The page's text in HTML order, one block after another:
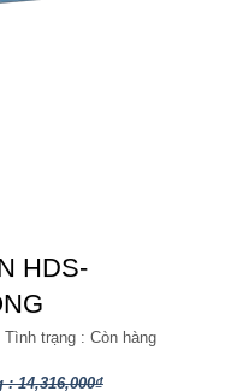
HDS-
Tình trạng : Còn hàng
: 14,316,000₫